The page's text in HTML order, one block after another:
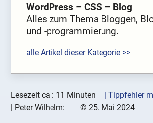
WordPress – CSS – Blog
Alles zum Thema Bloggen,
und -programmierung.
alle Artikel dieser Kategorie >>
Lesezeit ca.: 11 Minuten
| Tippfehler
| Peter Wilhelm: © 25. Mai 2024